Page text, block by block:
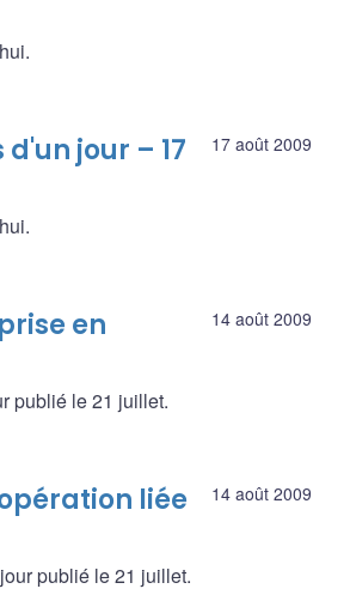
17 août 2009
jour – 17
14 août 2009
en
publié le 21 juillet.
14 août 2009
liée
publié le 21 juillet.